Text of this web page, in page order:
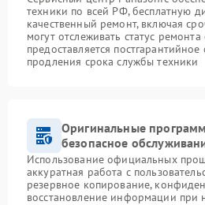
техники по всей РФ, бесплатную
качественный ремонт, включая
могут отслеживать статус
предоставляется
продления срока службы техники
Оригинальные
безопасное
Использование официальных
аккуратная работа с
резервное копирование,
восстановление информации при